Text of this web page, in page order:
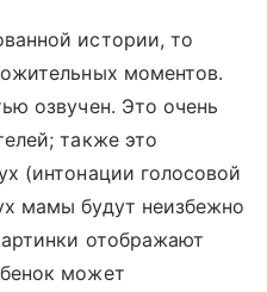
истории, то
моментов.
озвучен. Это очень
также это
(интонации голосовой
мамы будут неизбежно
отображают
может